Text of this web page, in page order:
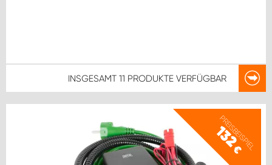
INSGESAMT 11 PRODUKTE VERFÜGBAR
PREISBEISPIEL
132
€